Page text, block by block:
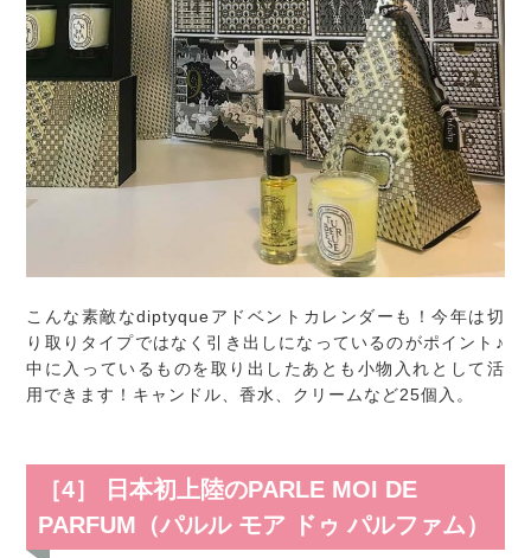
こんな素敵なdiptyqueアドベントカレンダーも！今年は切
り取りタイプではなく引き出しになっているのがポイント♪
中に入っているものを取り出したあとも小物入れとして活
用できます！キャンドル、香水、クリームなど25個入。
［4］ 日本初上陸のPARLE MOI DE
PARFUM（パルル モア ドゥ パルファム）